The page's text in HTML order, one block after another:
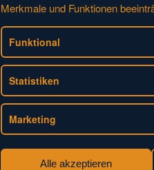
Merkmale und Funktionen
Funktional
Statistiken
Marketing
Alle akzeptieren